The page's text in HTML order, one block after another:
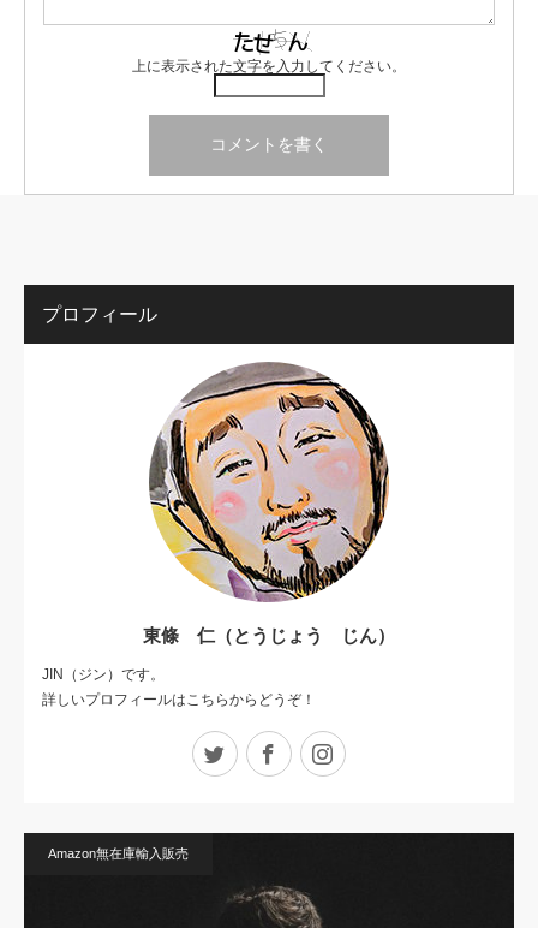
上に表示された文字を入力してください。
プロフィール
東條 仁（とうじょう じん）
JIN（ジン）です。
詳しいプロフィールはこちらからどうぞ！
Twitter Facebook
Amazon無在庫輸入販売